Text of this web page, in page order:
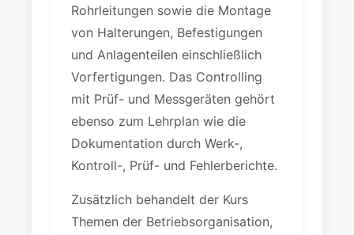
Rohrleitungen sowie die Montage
von Halterungen, Befestigungen
und Anlagenteilen einschließlich
Vorfertigungen. Das Controlling
mit Prüf- und Messgeräten gehört
ebenso zum Lehrplan wie die
Dokumentation durch Werk-,
Kontroll-, Prüf- und Fehlerberichte.
Zusätzlich behandelt der Kurs
Themen der Betriebsorganisation,